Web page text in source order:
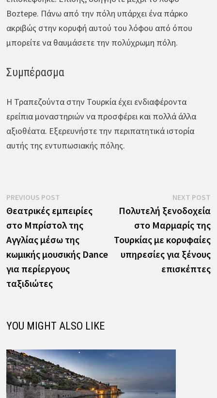
Boztepe. Πάνω από την πόλη υπάρχει ένα πάρκο
ακριβώς στην κορυφή αυτού του λόφου από όπου
μπορείτε να θαυμάσετε την πολύχρωμη πόλη.
Συμπέρασμα
Η Τραπεζούντα στην Τουρκία έχει ενδιαφέροντα
ερείπια μοναστηριών να προσφέρει και πολλά άλλα
αξιοθέατα. Εξερευνήστε την περιπατητικά ιστορία
αυτής της εντυπωσιακής πόλης.
Πλοήγηση
άρθρων
PREVIOUS POSTPrevious
post:
Θεατρικές εμπειρίες
στο Μπρίστολ της
Αγγλίας μέσω της
κωμικής μουσικής Dance
για περίεργους
ταξιδιώτες
NEXT POST
Πολυτελή ξενοδοχεία
στο Μαρμαρίς της
Τουρκίας με κορυφαίες
υπηρεσίες για ξένους
επισκέπτες
YOU MIGHT ALSO LIKE